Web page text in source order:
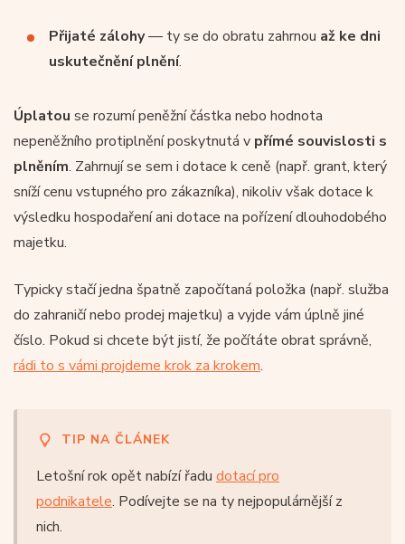
Přijaté zálohy— ty se do obratu zahrnou až ke dni
uskutečnění plnění.
Úplatou se rozumí peněžní částka nebo hodnota
nepeněžního protiplnění poskytnutá v přímé souvislosti s
plněním. Zahrnují se sem i dotace k ceně (např. grant, který
sníží cenu vstupného pro zákazníka), nikoliv však dotace k
výsledku hospodaření ani dotace na pořízení dlouhodobého
majetku.
Typicky stačí jedna špatně započítaná položka (např. služba
do zahraničí nebo prodej majetku) a vyjde vám úplně jiné
číslo. Pokud si chcete být jistí, že počítáte obrat správně,
rádi to s vámi projdeme krok za krokem.
TIP NA ČLÁNEK
Letošní rok opět nabízí řadu dotací pro
podnikatele. Podívejte se na ty nejpopulárnější z
nich.